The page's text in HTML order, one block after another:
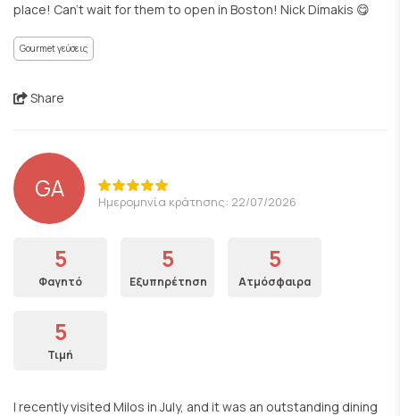
place! Can’t wait for them to open in Boston! Nick Dimakis 😋
Gourmet γεύσεις
Share
GA Ημερομηνία κράτησης: 22/07/2026
5
Φαγητό
5
Εξυπηρέτηση
5
Ατμόσφαιρα
5
Τιμή
I recently visited Milos in July, and it was an outstanding dining